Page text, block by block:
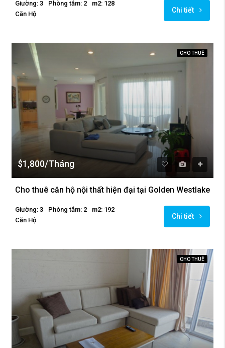
Giường: 3 Phòng tắm: 2
m2: 128
Căn Hộ
Chi tiết
CHO THUÊ
$1,800/Tháng
Cho thuê căn hộ nội thất hiện đại tại Golden Westlake
Giường: 3 Phòng tắm: 2
m2: 192
Căn Hộ
Chi tiết
CHO THUÊ